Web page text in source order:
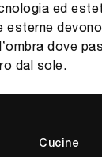
ed
dove
dal sole.
Cucine